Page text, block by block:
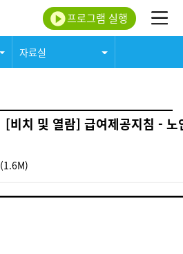
프로그램 실행
자료실
[비치 및 열람] 급여제공지침 - 노
(1.6M)